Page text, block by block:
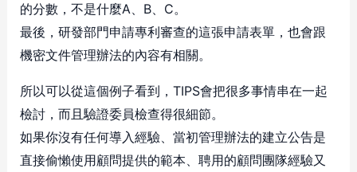
的分數，不是什麼A、B、C。
最後，研發部門申請專利審查的這張申請表單，也會跟
機密文件管理辦法的內容有相關。
所以可以從這個例子看到，TIPS會把很多事情串在一起
檢討，而且驗證委員檢查得很細節。
如果你沒有任何導入經驗、當初管理辦法的建立公告是
直接偷懶使用顧問提供的範本、聘用的顧問團隊經驗又